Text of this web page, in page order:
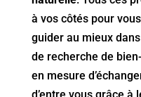
à vos côtés pour
guider au mieux
de recherche de
en mesure